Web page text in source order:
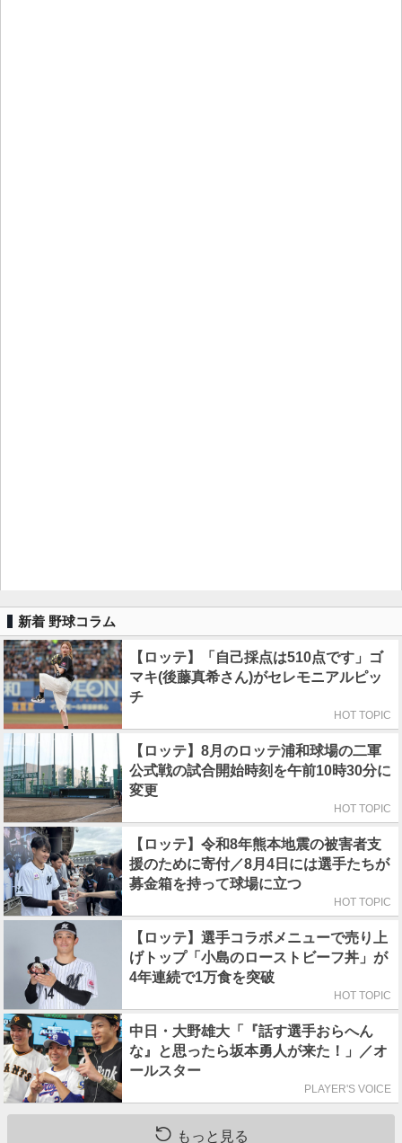
新着 野球コラム
【ロッテ】「自己採点は510点です」ゴ
マキ(後藤真希さん)がセレモニアルピッ
チ
HOT TOPIC
【ロッテ】8月のロッテ浦和球場の二軍
公式戦の試合開始時刻を午前10時30分に
変更
HOT TOPIC
【ロッテ】令和8年熊本地震の被害者支
援のために寄付／8月4日には選手たちが
募金箱を持って球場に立つ
HOT TOPIC
【ロッテ】選手コラボメニューで売り上
げトップ「小島のローストビーフ丼」が
4年連続で1万食を突破
HOT TOPIC
中日・大野雄大「『話す選手おらへん
な』と思ったら坂本勇人が来た！」／オ
ールスター
PLAYER'S VOICE
もっと見る